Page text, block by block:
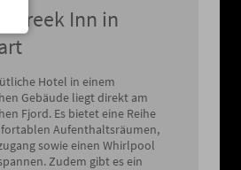
Creek Inn in
Hotel in einem
Gebäude liegt direkt am
Fjord. Es bietet eine Reihe
Aufenthaltsräumen,
sowie einen Whirlpool
Zudem gibt es ein